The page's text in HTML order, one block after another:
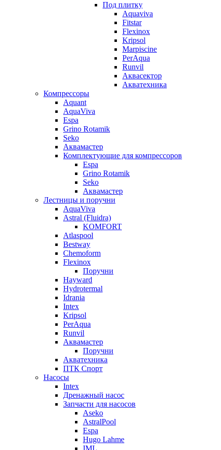
Под плитку
Aquaviva
Fitstar
Flexinox
Kripsol
Marpiscine
PerAqua
Runvil
Аквасектор
Акватехника
Компрессоры
Aquant
AquaViva
Espa
Grino Rotamik
Seko
Аквамастер
Комплектующие для компрессоров
Espa
Grino Rotamik
Seko
Аквамастер
Лестницы и поручни
AquaViva
Astral (Fluidra)
KOMFORT
Atlaspool
Bestway
Chemoform
Flexinox
Поручни
Hayward
Hydrotermal
Idrania
Intex
Kripsol
PerAqua
Runvil
Аквамастер
Поручни
Акватехника
ПТК Спорт
Насосы
Intex
Дренажный насос
Запчасти для насосов
Aseko
AstralPool
Espa
Hugo Lahme
IML